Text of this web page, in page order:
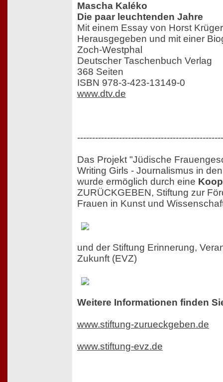
Mascha Kaléko
Die paar leuchtenden Jahre
Mit einem Essay von Horst Krüger
Herausgegeben und mit einer
Zoch-Westphal
Deutscher Taschenbuch Verlag
368 Seiten
ISBN 978-3-423-13149-0
www.dtv.de
Das Projekt "Jüdische
Writing Girls - Journalismus in
wurde ermöglich durch eine
ZURÜCKGEBEN, Stiftung zur
Frauen in Kunst und
und der Stiftung Erinnerung,
Zukunft (EVZ)
Weitere Informationen finden
www.stiftung-zurueckgeben.de
www.stiftung-evz.de